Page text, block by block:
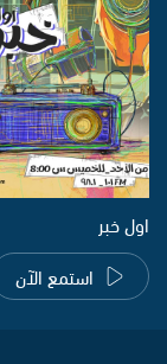
اول خبر
استمع الآن